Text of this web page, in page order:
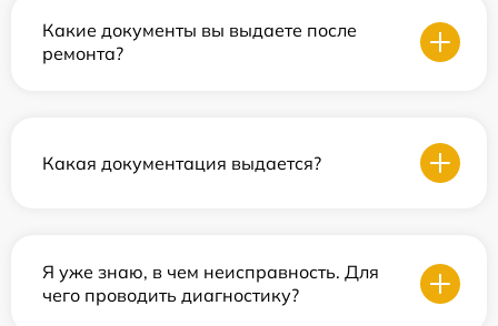
Какие документы вы выдаете после
ремонта?
Какая документация выдается?
Я уже знаю, в чем неисправность. Для
чего проводить диагностику?